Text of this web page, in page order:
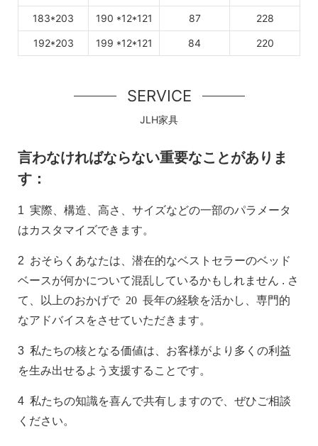
183*203 190 *12*121 87 228
192*203 199 *12*121 84 220
SERVICE
JLH家具
言わなければならない重要なことがありま
す：
1 実際、構造、高さ、サイズなどの一部のパラメータ
はカスタマイズできます。
2 おそらくあなたは、潜在的なベストセラーのベッド
ベースが何かについて混乱しているかもしれません . さ
て、以上のおかげで 20 長年の経験を活かし、専門的
なアドバイスをさせていただきます。
3 私たちの核となる価値は、お客様がより多くの利益
を生み出せるよう支援することです。
4 私たちの知識を喜んで共有しますので、ぜひご相談
ください。